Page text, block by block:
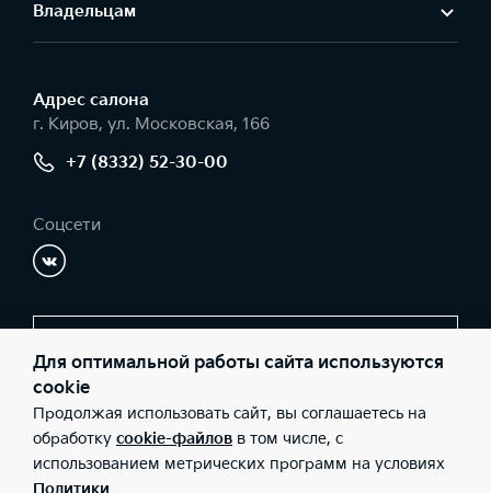
Владельцам
Адрес салонa
г. Киров, ул. Московская, 166
+7 (8332) 52-30-00
Соцсети
© 2026 Юридические лица ООО «Автомотор» (Фактический
адрес: г. Киров, ул. Московская, 166; Телефон: +7 (8332) 52-30-
00; ИНН: 4345338119; ОГРН: 1124345020359), ООО «Киа Россия
и СНГ» (Фактический адрес: г.Москва, Валовая 26; Телефон: 8
Для оптимальной работы сайта используются
cookie
Продолжая использовать сайт, вы соглашаетесь на
обработку cookie-файлов в том числе, с
использованием метрических программ на условиях
Политики